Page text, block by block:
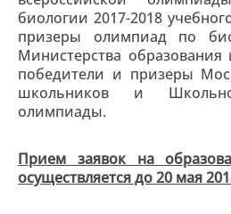
биологии 2017-2018
призеры олимпиад по
Министерства
победители и призеры
школьников и
олимпиады.
Прием заявок на
осуществляется до 20 мая